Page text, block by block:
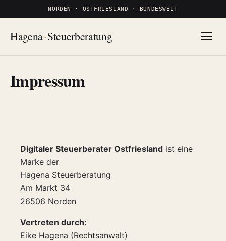
Zum Inhalt springenNORDEN · OSTFRIESLAND · BUNDESWEIT
Hagena·Steuerberatung
Impressum
Digitaler Steuerberater Ostfriesland ist eine
Marke der
Hagena Steuerberatung
Am Markt 34
26506 Norden
Vertreten durch:
Eike Hagena (Rechtsanwalt)